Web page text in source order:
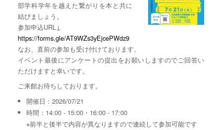
部学科学年を越えた繋がりを本と共に
結びましょう。
参加申込URL↓
https://forms.gle/AT9WZs3yEjcePWdz9
なお、直前の参加も受け付けております。
イベント最後にアンケートの提出をお願いしますのでご回答い
ただけますと幸いです。
ご来館お待ちしております。
開催日：2026/07/21
時間：14:00 - 15:00・16:00 - 17:00
※前半と後半で内容が異なりますので連続して参加可能です